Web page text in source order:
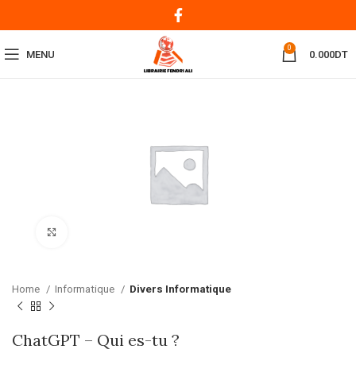
MENU
0
0.000DT
Home Informatique Divers Informatique
ChatGPT – Qui es-tu ?